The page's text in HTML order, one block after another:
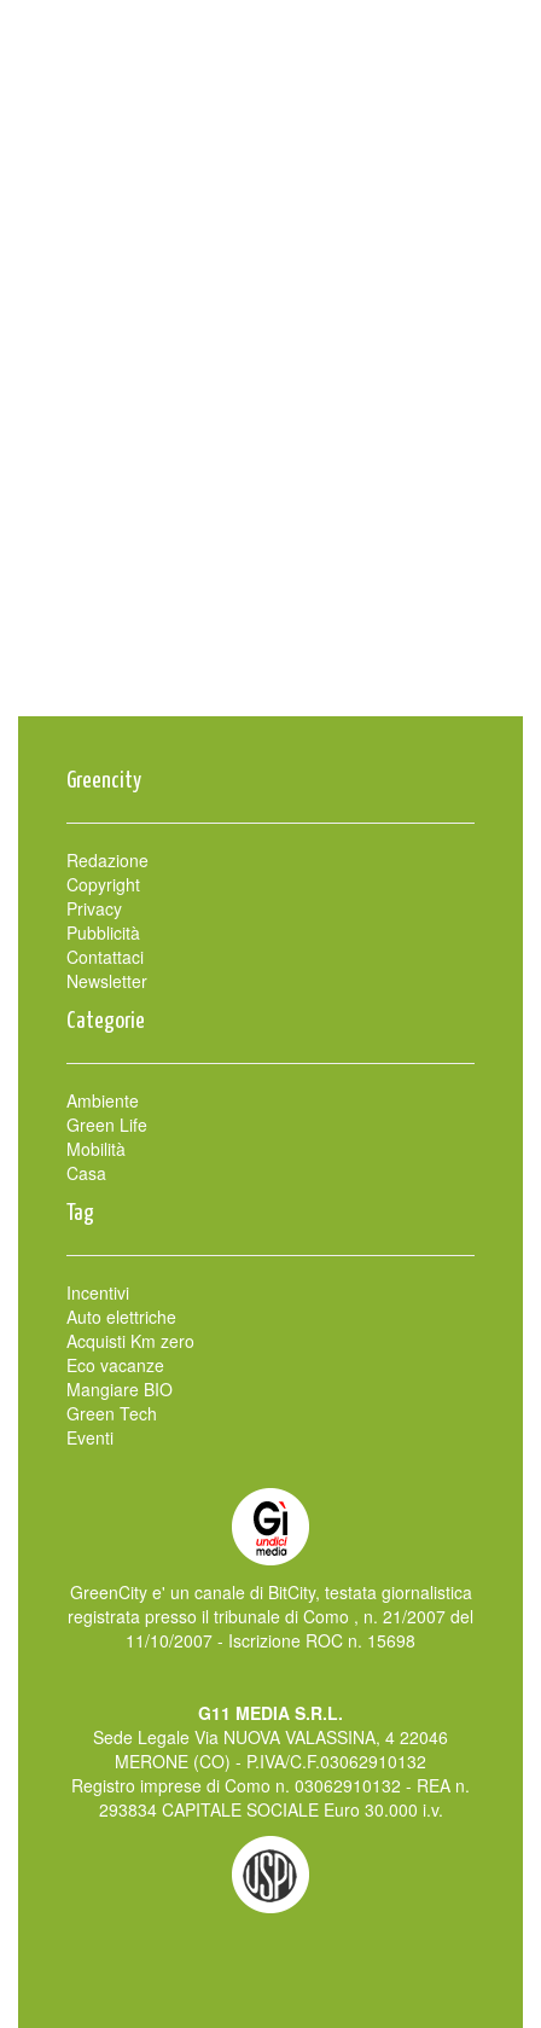
Greencity
Redazione
Copyright
Privacy
Pubblicità
Contattaci
Newsletter
Categorie
Ambiente
Green Life
Mobilità
Casa
Tag
Incentivi
Auto elettriche
Acquisti Km zero
Eco vacanze
Mangiare BIO
Green Tech
Eventi
GreenCity e' un canale di BitCity, testata giornalistica
registrata presso il tribunale di Como , n. 21/2007 del
11/10/2007 - Iscrizione ROC n. 15698
G11 MEDIA S.R.L.
Sede Legale Via NUOVA VALASSINA, 4 22046
MERONE (CO) - P.IVA/C.F.03062910132
Registro imprese di Como n. 03062910132 - REA n.
293834 CAPITALE SOCIALE Euro 30.000 i.v.